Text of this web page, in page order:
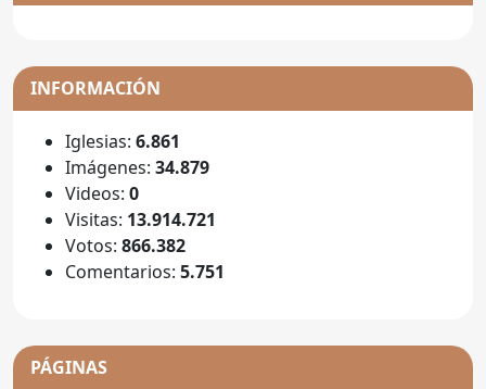
INFORMACIÓN
Iglesias: 6.861
Imágenes: 34.879
Videos: 0
Visitas: 13.914.721
Votos: 866.382
Comentarios: 5.751
PÁGINAS